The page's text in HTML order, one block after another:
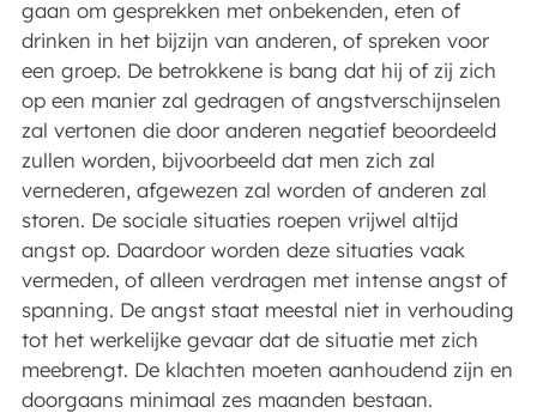
gaan om gesprekken met onbekenden, eten of
drinken in het bijzijn van anderen, of spreken voor
een groep. De betrokkene is bang dat hij of zij zich
op een manier zal gedragen of angstverschijnselen
zal vertonen die door anderen negatief beoordeeld
zullen worden, bijvoorbeeld dat men zich zal
vernederen, afgewezen zal worden of anderen zal
storen. De sociale situaties roepen vrijwel altijd
angst op. Daardoor worden deze situaties vaak
vermeden, of alleen verdragen met intense angst of
spanning. De angst staat meestal niet in verhouding
tot het werkelijke gevaar dat de situatie met zich
meebrengt. De klachten moeten aanhoudend zijn en
doorgaans minimaal zes maanden bestaan.